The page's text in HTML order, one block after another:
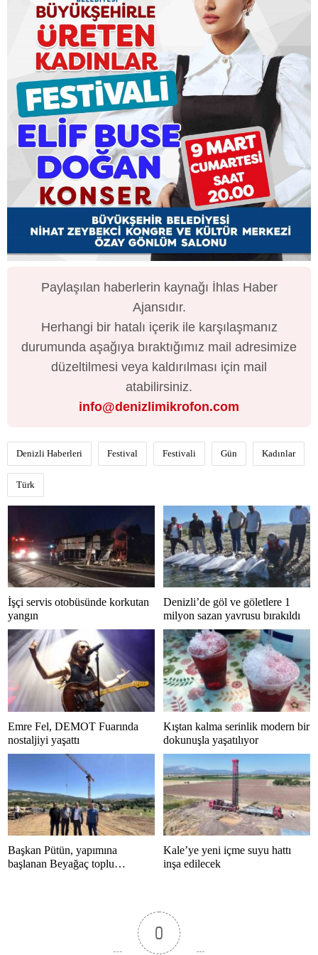
Paylaşılan haberlerin kaynağı İhlas Haber
Ajansıdır.
Herhangi bir hatalı içerik ile karşılaşmanız
durumunda aşağıya bıraktığımız mail adresimize
düzeltilmesi veya kaldırılması için mail
atabilirsiniz.
info@denizlimikrofon.com
Denizli Haberleri Festival Festivali Gün Kadınlar
Türk
İşçi servis otobüsünde korkutan
yangın
Denizli’de göl ve göletlere 1
milyon sazan yavrusu bırakıldı
Emre Fel, DEMOT Fuarında
nostaljiyi yaşattı
Kıştan kalma serinlik modern bir
dokunuşla yaşatılıyor
Başkan Pütün, yapımına
başlanan Beyağaç toplu
Kale’ye yeni içme suyu hattı
inşa edilecek
0